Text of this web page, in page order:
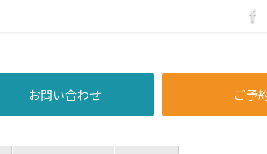
ご予
お問い合わせ